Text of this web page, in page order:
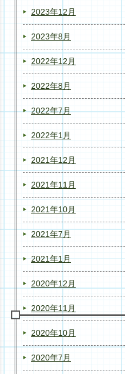
2023年12月
2023年8月
2022年12月
2022年8月
2022年7月
2022年1月
2021年12月
2021年11月
2021年10月
2021年7月
2021年1月
2020年12月
2020年11月
2020年10月
2020年7月